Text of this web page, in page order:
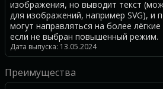
изображения, но выводит текст
для изображений, например SVG), и
могут направляться на более
если не выбран повышенный режим.
Дата выпуска: 13.05.2024
Преимущества